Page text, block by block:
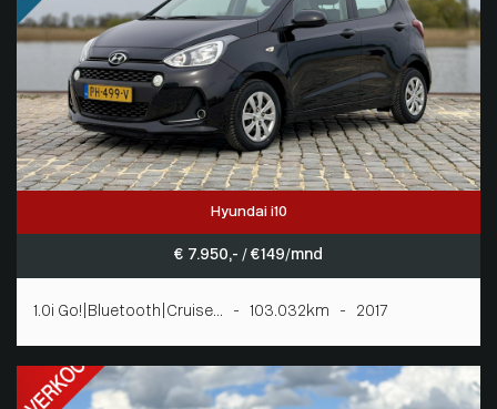
Hyundai i10
€ 7.950,- / € 149/mnd
1.0i Go!|Bluetooth|Cruise... - 103.032km - 2017